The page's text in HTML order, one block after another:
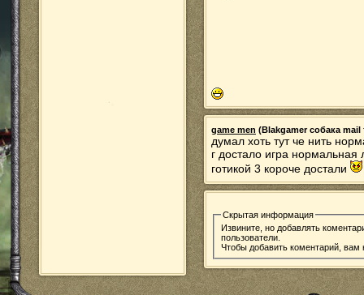
game men (Blakgamer собака mail
думал хоть тут че нить
г достало игра
готикой 3 короче достали
Скрытая информация
Извините, но добавлять
пользователи.
Чтобы добавить коментарий,